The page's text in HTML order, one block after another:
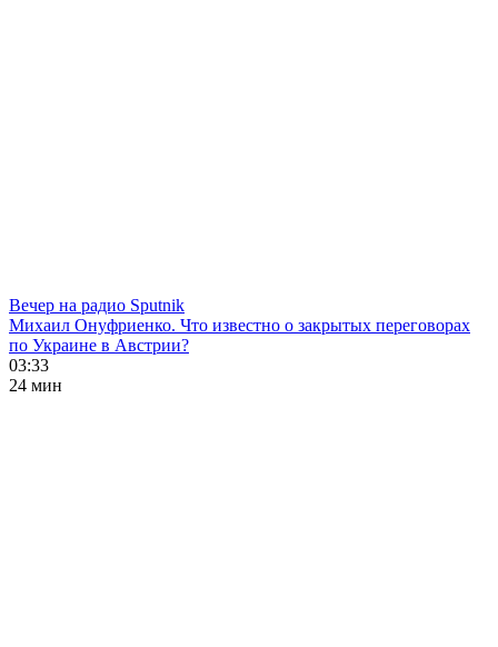
Вечер на радио Sputnik
Михаил Онуфриенко. Что известно о закрытых переговорах
по Украине в Австрии?
03:33
24 мин